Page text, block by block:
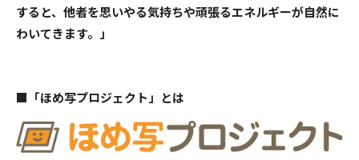
すると、他者を思いやる気持ちや頑張るエネルギーが自然に
わいてきます。」
■「ほめ写プロジェクト」とは